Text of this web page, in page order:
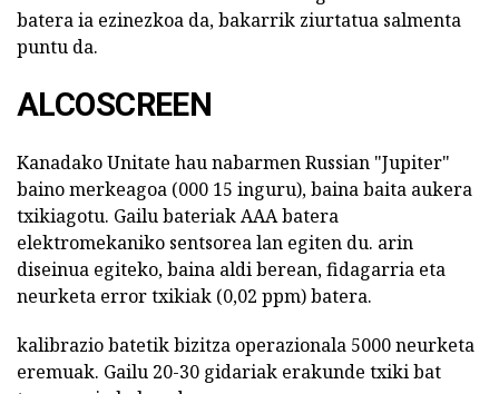
batera ia ezinezkoa da, bakarrik ziurtatua salmenta
puntu da.
ALCOSCREEN
Kanadako Unitate hau nabarmen Russian "Jupiter"
baino merkeagoa (000 15 inguru), baina baita aukera
txikiagotu. Gailu bateriak AAA batera
elektromekaniko sentsorea lan egiten du. arin
diseinua egiteko, baina aldi berean, fidagarria eta
neurketa error txikiak (0,02 ppm) batera.
kalibrazio batetik bizitza operazionala 5000 neurketa
eremuak. Gailu 20-30 gidariak erakunde txiki bat